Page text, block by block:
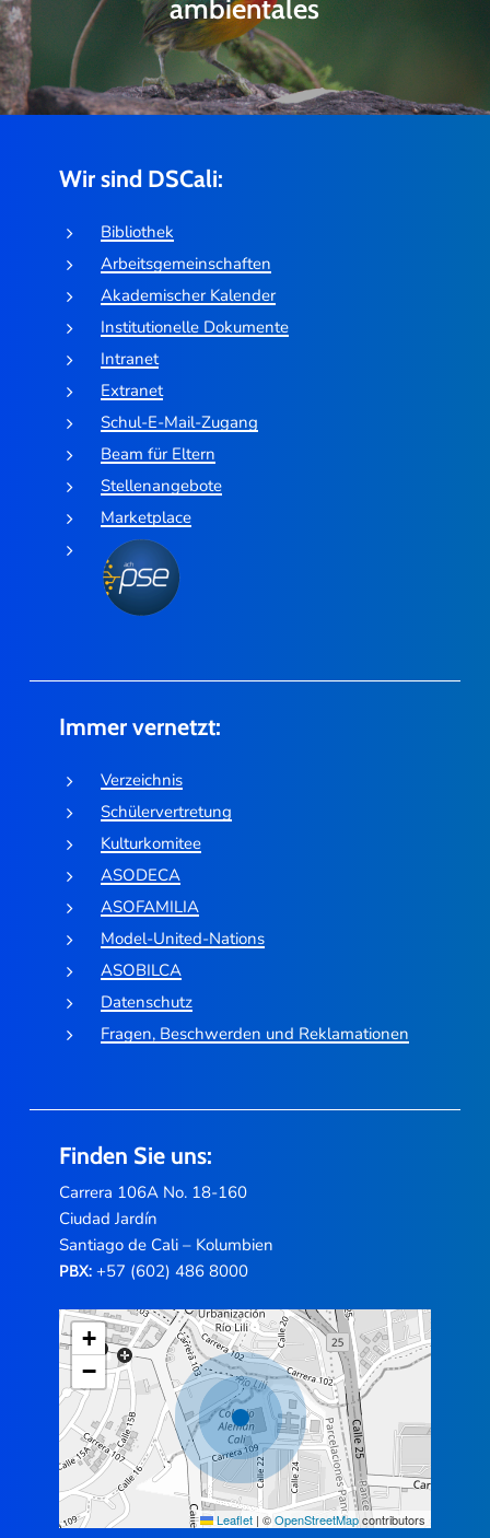
ambientales
Wir sind DSCali:
Bibliothek
Arbeitsgemeinschaften
Akademischer Kalender
Institutionelle Dokumente
Intranet
Extranet
Schul-E-Mail-Zugang
Beam für Eltern
Stellenangebote
Marketplace
Immer vernetzt:
Verzeichnis
Schülervertretung
Kulturkomitee
ASODECA
ASOFAMILIA
Model-United-Nations
ASOBILCA
Datenschutz
Fragen, Beschwerden und Reklamationen
Finden Sie uns:
Carrera 106A No. 18-160
Ciudad Jardín
Santiago de Cali – Kolumbien
PBX:+57 (602) 486 8000
+
−
Leaflet | ©OpenStreetMapcontributors